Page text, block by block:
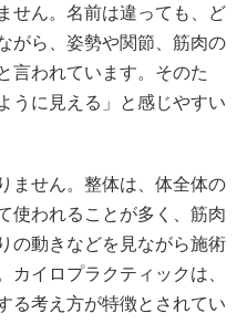
せん。名前は違っても、ど
がら、姿勢や関節、筋肉の
言われています。そのた
うに見える」と感じやすい
ません。整体は、体全体の
使われることが多く、筋肉
の動きなどを見ながら施術
カイロプラクティックは、
る考え方が特徴とされてい